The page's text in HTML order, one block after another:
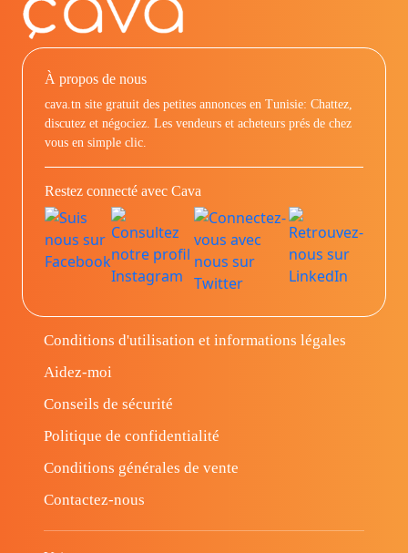
À propos de nous
cava.tn site gratuit des petites annonces en Tunisie: Chattez,
discutez et négociez. Les vendeurs et acheteurs prés de chez
vous en simple clic.
Restez connecté avec Cava
Conditions d'utilisation et informations légales
Aidez-moi
Conseils de sécurité
Politique de confidentialité
Conditions générales de vente
Contactez-nous